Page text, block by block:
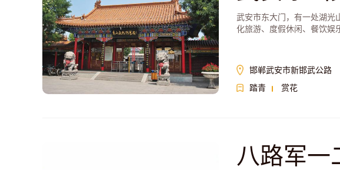
武安市东大门，有一处湖光
化旅游、度假休闲、餐饮娱
邯郸武安市新邯武公路
踏青
赏花
八路军一